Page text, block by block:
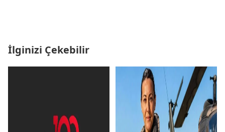
İlginizi Çekebilir